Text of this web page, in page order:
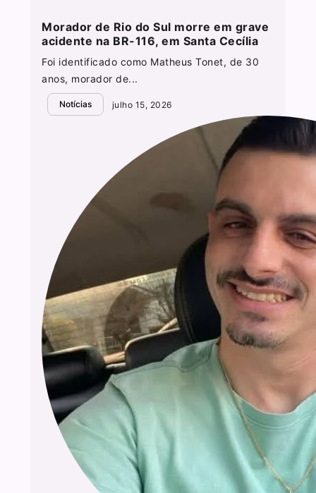
Morador de Rio do Sul morre em grave
acidente na BR-116, em Santa Cecília
Foi identificado como Matheus Tonet, de 30
anos, morador de...
Notícias julho 15, 2026